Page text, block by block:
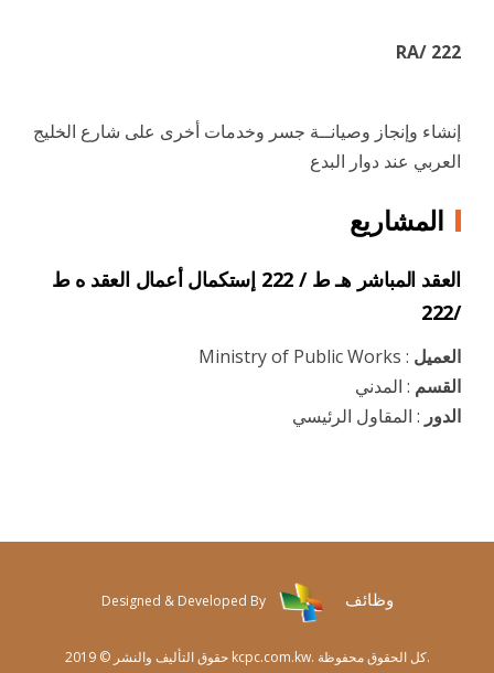
RA/ 222
إنشاء وإنجاز وصيانــة جسر وخدمات أخرى على شارع الخليج
العربي عند دوار البدع
المشاريع
العقد المباشر هـ ط / 222 إستكمال أعمال العقد ه ط
/222
العميل : Ministry of Public Works
القسم : المدني
الدور : المقاول الرئيسي
Designed & Developed By وظائف
حقوق التأليف والنشر © 2019 kcpc.com.kw. كل الحقوق محفوظة.